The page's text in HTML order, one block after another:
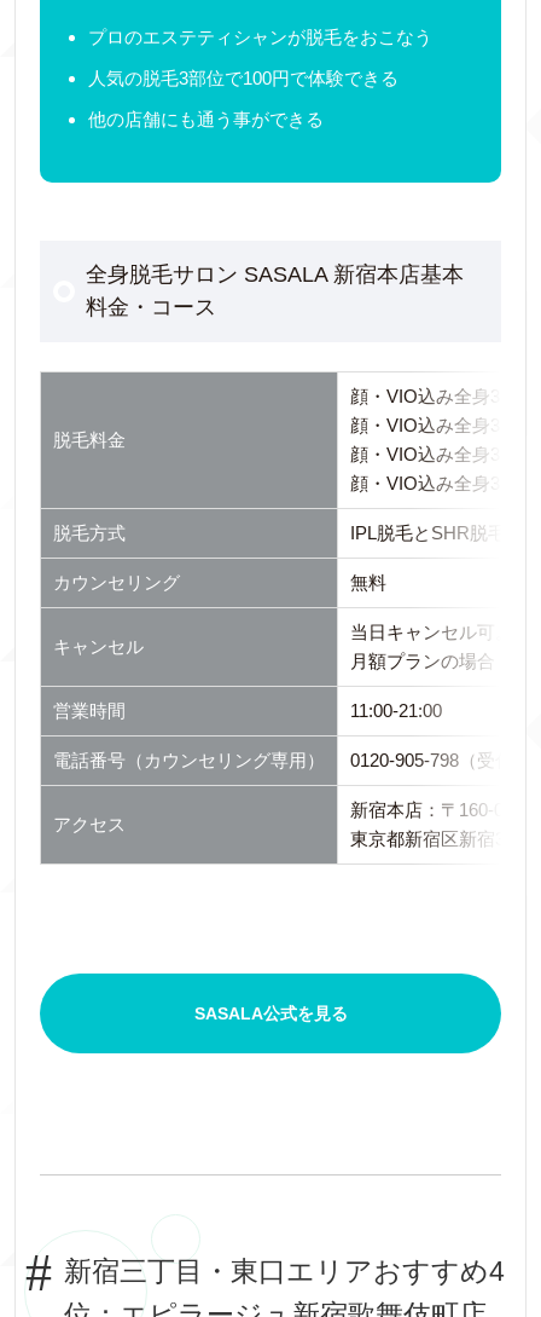
プロのエステティシャンが脱毛をおこなう
人気の脱毛3部位で100円で体験できる
他の店舗にも通う事ができる
全身脱毛サロン SASALA 新宿本店基本
料金・コース
脱毛料金
顔・VIO込み全身38ヶ
顔・VIO込み全身38ヶ
顔・VIO込み全身38ヶ
顔・VIO込み全身38ヶ
脱毛方式 IPL脱毛とSHR脱毛
カウンセリング 無料
キャンセル
当日キャンセル可。1
月額プランの場合：予
営業時間 11:00-21:00
電話番号（カウンセリング専用） 0120-905-798（受付時
アクセス
新宿本店：〒160-0022
東京都新宿区新宿3-
SASALA公式を見る
新宿三丁目・東口エリアおすすめ4